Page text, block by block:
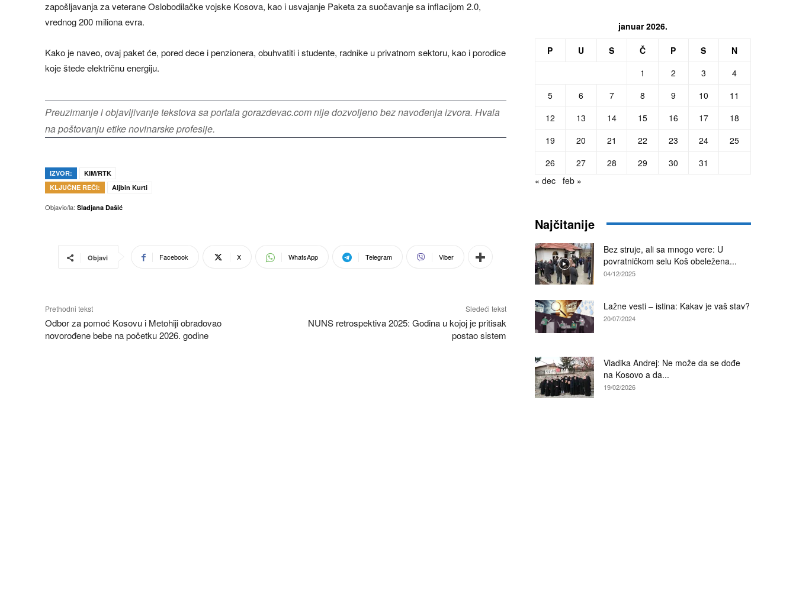
zapošljavanja za veterane Oslobodilačke vojske Kosova, kao i usvajanje Paketa za suočavanje sa inflacijom 2.0,
vrednog 200 miliona evra.
Kako je naveo, ovaj paket će, pored dece i penzionera, obuhvatiti i studente, radnike u privatnom sektoru, kao i porodice
koje štede električnu energiju.
Preuzimanje i objavljivanje tekstova sa portala gorazdevac.com nije dozvoljeno bez navođenja izvora. Hvala
na poštovanju etike novinarske profesije.
IZVOR:
KIM/RTK
KLJUČNE REČI:
Aljbin Kurti
Objavio/la: Sladjana Dašić
Objavi Facebook X WhatsApp Telegram Viber
Prethodni tekst
Odbor za pomoć Kosovu i Metohiji obradovao
novorođene bebe na početku 2026. godine
Sledeći tekst
NUNS retrospektiva 2025: Godina u kojoj je pritisak
postao sistem
januar 2026.
P U S Č P S
N
1
2 3
4
5
6 7 8 9 10
11
12
13 14 15 16 17
18
19
20 21 22 23 24
25
26
27 28 29 30
31
« dec
feb »
Najčitanije
Bez struje, ali sa mnogo vere: U
povratničkom selu Koš obeležena...
04/12/2025
Lažne vesti – istina: Kakav je vaš stav?
20/07/2024
Vladika Andrej: Ne može da se dođe
na Kosovo a da...
19/02/2026